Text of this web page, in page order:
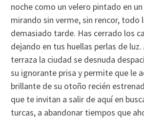
noche como un velero pintado en
mirando sin verme, sin rencor, todo
demasiado tarde. Has cerrado los
dejando en tus huellas perlas de
terraza la ciudad se desnuda
su ignorante prisa y permite que le
brillante de su otoño recién
que te invitan a salir de aquí­ en
turcas, a abandonar tiempos que